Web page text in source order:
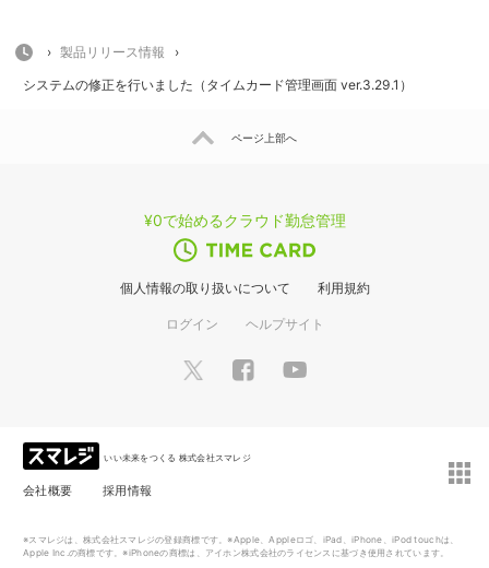
HOME
› 製品リリース情報
›
システムの修正を行いました（タイムカード管理画面 ver.3.29.1）
ページ上部へ
¥0で始めるクラウド勤怠管理
個人情報の取り扱いについて 利用規約
ログイン ヘルプサイト
いい未来をつくる 株式会社スマレジ
会社概要 採用情報
※スマレジは、株式会社スマレジの登録商標です。※Apple、Appleロゴ、iPad、iPhone、iPod touchは、
Apple Inc.の商標です。※iPhoneの商標は、アイホン株式会社のライセンスに基づき使用されています。